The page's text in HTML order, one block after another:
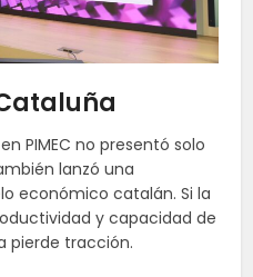
PIMEC no presentó solo
lanzó una
económico catalán. Si la
y capacidad de
pierde tracción.